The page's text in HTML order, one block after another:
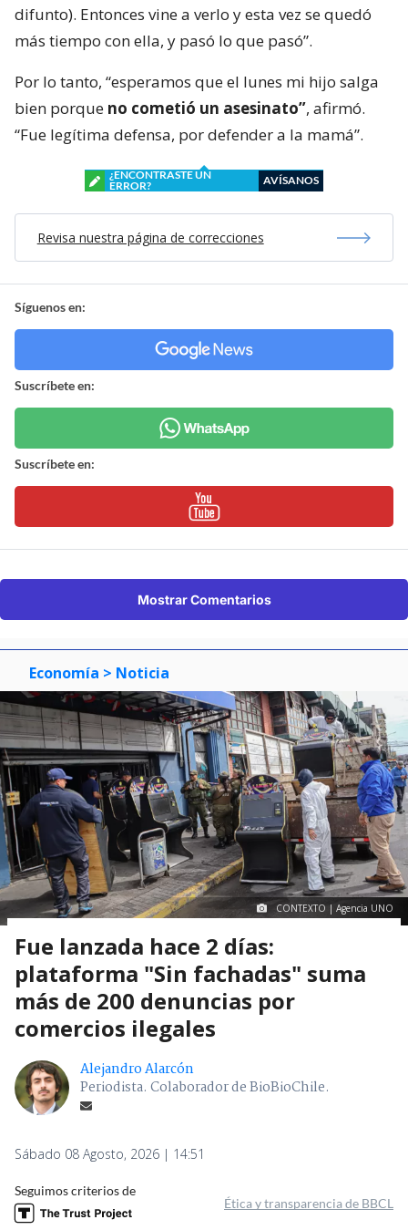
difunto). Entonces vine a verlo y esta vez se quedó
más tiempo con ella, y pasó lo que pasó”.
Por lo tanto, “esperamos que el lunes mi hijo salga
bien porque no cometió un asesinato”, afirmó.
“Fue legítima defensa, por defender a la mamá”.
¿ENCONTRASTE UN
ERROR?
AVÍSANOS
Revisa nuestra página de correcciones
Síguenos en:
Suscríbete en:
Suscríbete en:
Mostrar Comentarios
Economía > Noticia
CONTEXTO | Agencia UNO
Fue lanzada hace 2 días:
plataforma "Sin fachadas" suma
más de 200 denuncias por
comercios ilegales
Alejandro Alarcón
Periodista. Colaborador de BioBioChile.
Sábado 08 Agosto, 2026 | 14:51
Seguimos criterios de
Ética y transparencia de BBCL